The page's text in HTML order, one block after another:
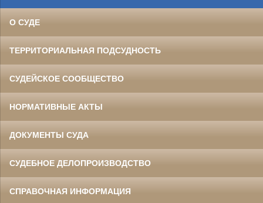
О СУДЕ
ТЕРРИТОРИАЛЬНАЯ ПОДСУДНОСТЬ
СУДЕЙСКОЕ СООБЩЕСТВО
НОРМАТИВНЫЕ АКТЫ
ДОКУМЕНТЫ СУДА
СУДЕБНОЕ ДЕЛОПРОИЗВОДСТВО
СПРАВОЧНАЯ ИНФОРМАЦИЯ